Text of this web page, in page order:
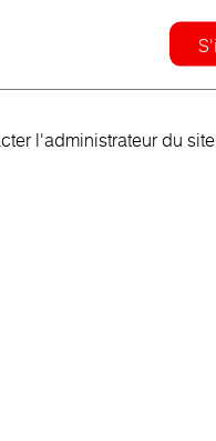
l'administrateur du